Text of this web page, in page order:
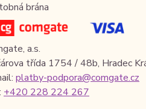
brána
a.s.
třída 1754 / 48b, Hradec
platby-podpora@comgate.cz
+420 228 224 267